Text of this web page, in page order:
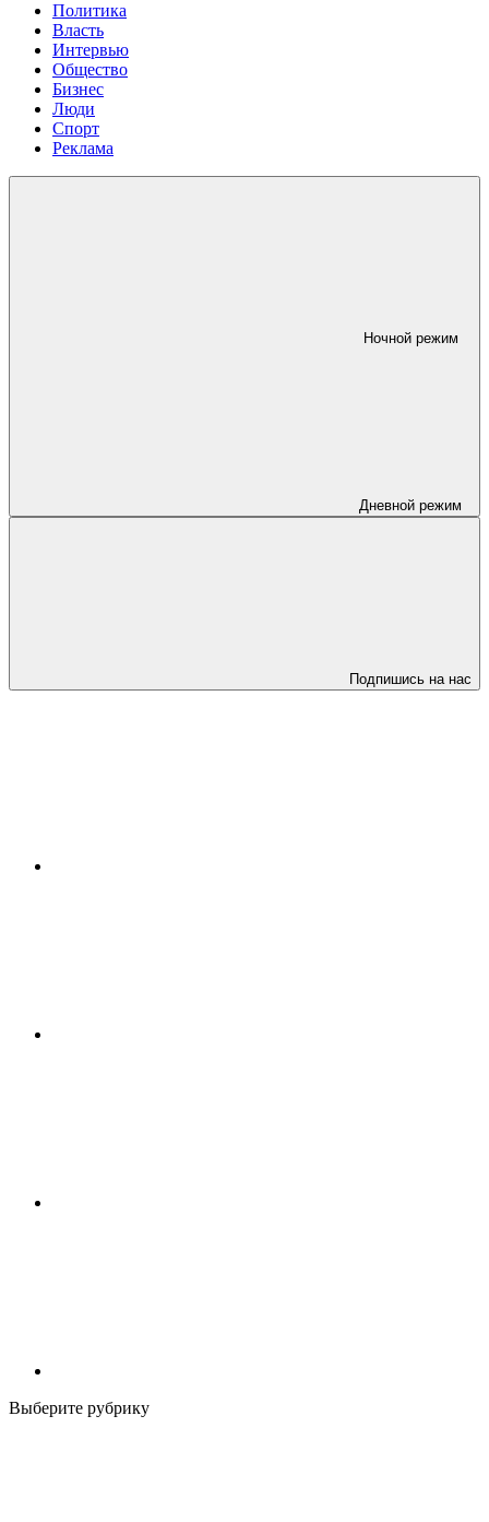
Политика
Власть
Интервью
Общество
Бизнес
Люди
Спорт
Реклама
Ночной режим
Дневной режим
Подпишись на нас
Выберите рубрику